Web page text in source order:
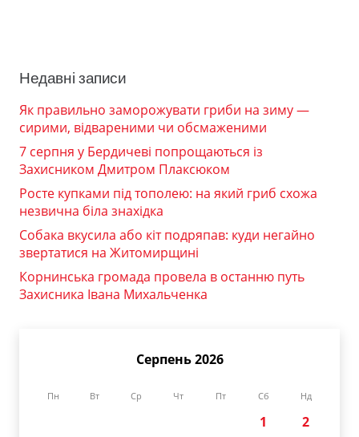
Недавні записи
Як правильно заморожувати гриби на зиму —
сирими, відвареними чи обсмаженими
7 серпня у Бердичеві попрощаються із
Захисником Дмитром Плаксюком
Росте купками під тополею: на який гриб схожа
незвична біла знахідка
Собака вкусила або кіт подряпав: куди негайно
звертатися на Житомирщині
Корнинська громада провела в останню путь
Захисника Івана Михальченка
Серпень 2026
Пн Вт Ср Чт Пт Сб Нд
1
2